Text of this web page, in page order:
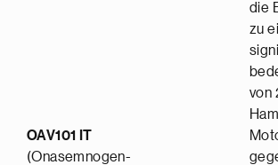
OAV101 IT
(Onasemnogen-
die
zu
von